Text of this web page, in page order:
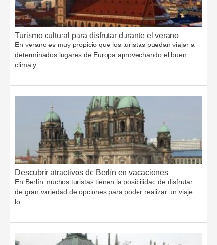
Turismo cultural para disfrutar durante el verano
En verano es muy propicio que los turistas puedan viajar a
determinados lugares de Europa aprovechando el buen
clima y…
Descubrir atractivos de Berlín en vacaciones
En Berlín muchos turistas tienen la posibilidad de disfrutar
de gran variedad de opciones para poder realizar un viaje
lo…